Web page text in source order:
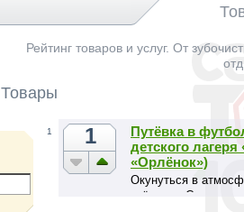
Рейтинг товаров и услуг. От
Товары
1 1
Путёвка в
детского
«Орлёнок»)
Окунуться в
звёздами